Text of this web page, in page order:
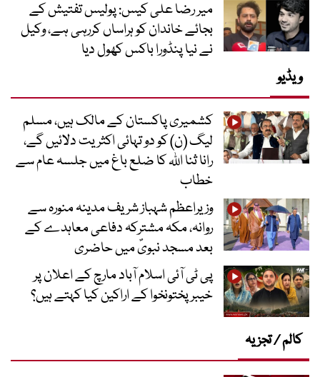
میر رضا علی کیس: پولیس تفتیش کے
بجائے خاندان کو ہراساں کررہی ہے، وکیل
نے نیا پنڈورا باکس کھول دیا
ویڈیو
کشمیری پاکستان کے مالک ہیں، مسلم
لیگ (ن) کو دو تہائی اکثریت دلائیں گے،
رانا ثنا اللہ کا ضلع باغ میں جلسہ عام سے
خطاب
وزیراعظم شہباز شریف مدینہ منورہ سے
روانہ، مکہ مشترکہ دفاعی معاہدے کے
بعد مسجد نبویؐ میں حاضری
پی ٹی آئی اسلام آباد مارچ کے اعلان پر
خیبر پختونخوا کے اراکین کیا کہتے ہیں؟
کالم / تجزیہ